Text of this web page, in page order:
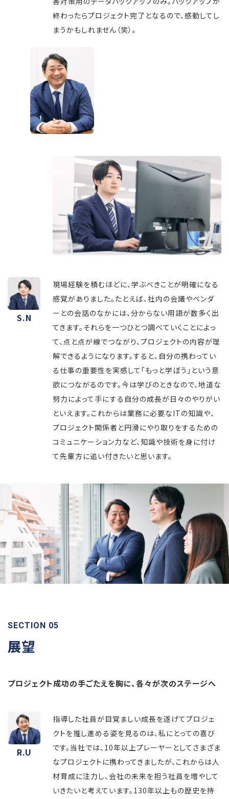
終わったらプロジェクト完了となるので、感動してし
まうかもしれません（笑）。
S.N
現場経験を積むほどに、学ぶべきことが明確になる
感覚がありました。たとえば、社内の会議やベンダ
ーとの会話のなかには、分からない用語が数多く出
てきます。それらを一つひとつ調べていくことによっ
て、点と点が線でつながり、プロジェクトの内容が理
解できるようになります。すると、自分の携わってい
る仕事の重要性を実感して「もっと学ぼう」という意
欲につながるのです。今は学びのときなので、地道な
努力によって手にする自分の成長が日々のやりがい
といえます。これからは業務に必要なITの知識や、
プロジェクト関係者と円滑にやり取りをするための
コミュニケーション力など、知識や技術を身に付け
て先輩方に追い付きたいと思います。
SECTION 05
展望
プロジェクト成功の手ごたえを胸に、各々が次のステージへ
R.U
指導した社員が目覚ましい成長を遂げてプロジェ
クトを推し進める姿を見るのは、私にとっての喜び
です。当社では、10年以上プレーヤーとしてさまざま
なプロジェクトに携わってきましたが、これからは人
材育成に注力し、会社の未来を担う社員を増やして
いきたいと考えています。130年以上もの歴史を持